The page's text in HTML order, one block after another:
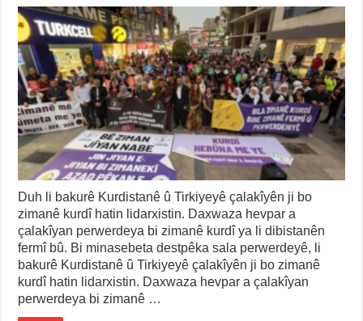
Duh li bakurê Kurdistanê û Tirkiyeyê çalakîyên ji bo
zimanê kurdî hatin lidarxistin. Daxwaza hevpar a
çalakîyan perwerdeya bi zimanê kurdî ya li dibistanên
fermî bû. Bi minasebeta destpêka sala perwerdeyê, li
bakurê Kurdistanê û Tirkiyeyê çalakîyên ji bo zimanê
kurdî hatin lidarxistin. Daxwaza hevpar a çalakîyan
perwerdeya bi zimanê …